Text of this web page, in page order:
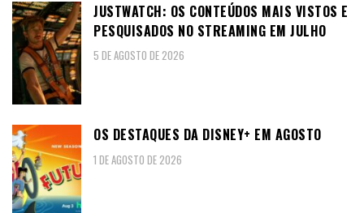
JUSTWATCH: OS CONTEÚDOS MAIS VISTOS E
PESQUISADOS NO STREAMING EM JULHO
5 DE AGOSTO DE 2026
OS DESTAQUES DA DISNEY+ EM AGOSTO
1 DE AGOSTO DE 2026